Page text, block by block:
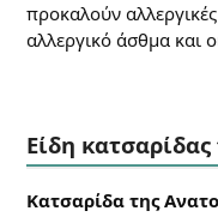
προκαλούν
αλλεργικό άσθμα και
Είδη
Κατσαρίδα της